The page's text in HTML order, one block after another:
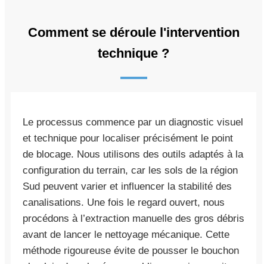
Comment se déroule l'intervention
technique ?
Le processus commence par un diagnostic visuel
et technique pour localiser précisément le point
de blocage. Nous utilisons des outils adaptés à la
configuration du terrain, car les sols de la région
Sud peuvent varier et influencer la stabilité des
canalisations. Une fois le regard ouvert, nous
procédons à l’extraction manuelle des gros débris
avant de lancer le nettoyage mécanique. Cette
méthode rigoureuse évite de pousser le bouchon